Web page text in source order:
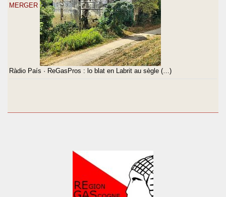
MERGER
Ràdio País · ReGasPros : lo blat en Labrit au sègle (…)